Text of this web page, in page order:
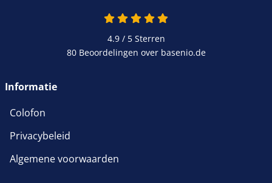
4.9 / 5Sterren
80 Beoordelingen over basenio.de
Informatie
Colofon
Privacybeleid
Algemene voorwaarden